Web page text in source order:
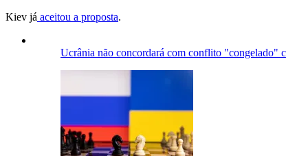
Kiev já aceitou a proposta.
Ucrânia não concordará com conflito "congelado"